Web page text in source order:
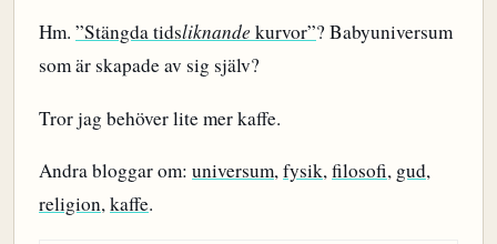
Hm. ”Stängda tidsliknande kurvor”? Babyuniversum
som är skapade av sig själv?
Tror jag behöver lite mer kaffe.
Andra bloggar om: universum,fysik,filosofi, gud,
religion,kaffe.